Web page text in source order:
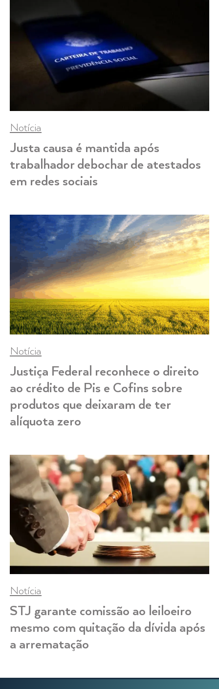
Notícia
Justa causa é mantida após
trabalhador debochar de atestados
em redes sociais
Notícia
Justiça Federal reconhece o direito
ao crédito de Pis e Cofins sobre
produtos que deixaram de ter
alíquota zero
Notícia
STJ garante comissão ao leiloeiro
mesmo com quitação da dívida após
a arrematação